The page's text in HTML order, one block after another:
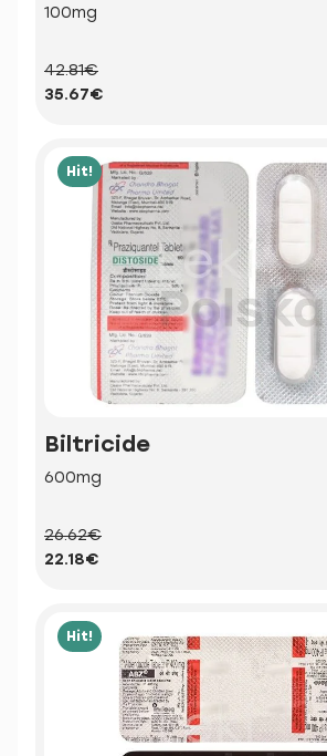
100mg
42.81€
35.67€
Hit!
Biltricide
600mg
26.62€
22.18€
Hit!